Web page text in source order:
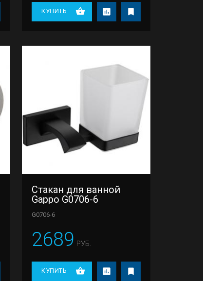
КУПИТЬ
Стакан для ванной
Gappo G0706-6
G0706-6
2689 РУБ.
КУПИТЬ